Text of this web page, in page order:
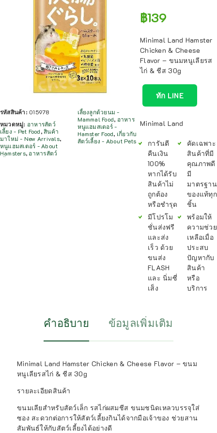
รหัสสินค้า: 015978
หมวดหมู่: อาหารสัตว์
เลี้ยง - Pet Food,สินค้า
มาใหม่ - New Arrivals,
หนูแฮมสเตอร์ - About
Hamsters, อาหารสัตว์
เลี้ยงลูกด้วยนม -
Mammal Food, อาหาร
หนูแฮมสเตอร์ -
Hamster Food, เกี่ยวกับ
สัตว์เลี้ยง - About Pets
฿139
Minimal Land Hamster
Chicken & Cheese
Flavor – ขนมหนูเลียรส
ไก่ & ชีส 30g
ทัก LINE
Minimal Land
การันตี
คืนเงิน
100%
หากได้รับ
สินค้าไม่
ถูกต้อง
หรือชำรุด
มีโปรโม
ชั่นส่งฟรี
และส่ง
เร็ว ด้วย
ขนส่ง
FLASH
และ นิ่มซี่
เส็ง
คัดเฉพาะ
สินค้าที่มี
คุณภาพดี
มี
มาตรฐาน
ของแท้ทุก
ชิ้น
พร้อมให้
ความช่วย
เหลือเมื่อ
ประสบ
ปัญหากับ
สินค้า
หรือ
บริการ
คำอธิบาย ข้อมูลเพิ่มเติม
Minimal Land Hamster Chicken & Cheese Flavor – ขนม
หนูเลียรสไก่ & ชีส 30g
รายละเอียดสินค้า
ขนมเลียสำหรับสัตว์เล็ก รสไก่ผสมชีส ขนมชนิดเหลวบรรจุใส่
ซอง สะดวกต่อการให้สัตว์เลี้ยงกินได้จากมือเจ้าของ ช่วยสาน
สัมพันธ์ให้กับสัตว์เลี้ยงได้อย่างดี